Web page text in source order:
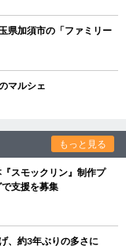
県加須市の「ファミリー
マルシェ
もっと見る
スモックリン』制作プ
支援を募集
、約3年ぶりの多さに